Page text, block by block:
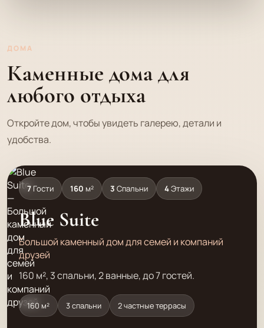
ДОМА
Каменные дома для
любого отдыха
Откройте дом, чтобы увидеть галерею, детали и
удобства.
7 Гости 160 м² 3 Спальни 4Этажи
Blue Suite
Большой каменный дом для семей и компаний
друзей
160 м², 3 спальни, 2 ванные, до 7 гостей.
160 м² 3 спальни 2 частные террасы